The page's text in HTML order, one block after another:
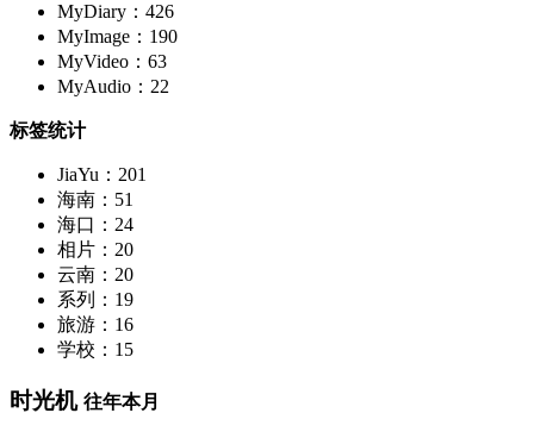
MyDiary：426
MyImage：190
MyVideo：63
MyAudio：22
标签统计
JiaYu：201
海南：51
海口：24
相片：20
云南：20
系列：19
旅游：16
学校：15
时光机 往年本月